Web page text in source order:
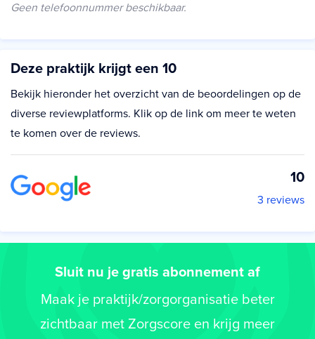
Geen telefoonnummer beschikbaar.
Deze praktijk krijgt een 10
Bekijk hieronder het overzicht van de beoordelingen op de
diverse reviewplatforms. Klik op de link om meer te weten
te komen over de reviews.
10
3 reviews
Sluit nu je gratis abonnement af
Maak je praktijk/zorgorganisatie beter
zichtbaar met Zorgscore en krijg meer